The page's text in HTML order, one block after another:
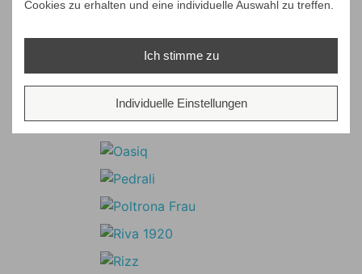
Cookies zu erhalten und eine individuelle Auswahl zu treffen.
Ich stimme zu
Individuelle Einstellungen